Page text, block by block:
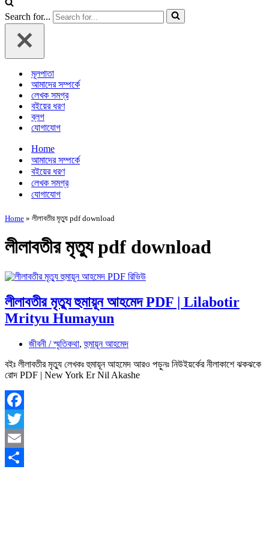
Search for...
মূলপাতা
আমাদের সম্পর্কে
লেখক সমগ্র
বইয়ের ধরণ
ব্লগ
যোগাযোগ
Home
আমাদের সম্পর্কে
বইয়ের ধরণ
লেখক সমগ্র
যোগাযোগ
Home » লীলাবতীর মৃত্যু pdf download
লীলাবতীর মৃত্যু pdf download
লীলাবতীর মৃত্যু হুমায়ূন আহমেদ PDF | Lilabotir
Mrityu Humayun
জীবনী / স্মৃতিকথা,হুমায়ূন আহমেদ
বইঃ লীলাবতীর মৃত্যু লেখকঃ হুমায়ূন আহমেদ আরও পড়ুনঃ নিউইয়র্কের নীলাকাশে ঝকঝকে
রোদ PDF | New York Er Nil Akashe
Facebook
Twitter
Email